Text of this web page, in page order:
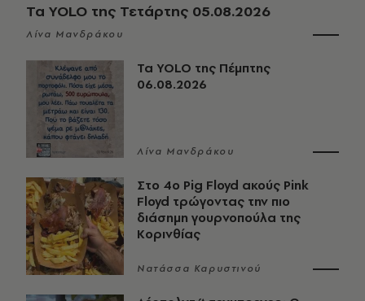
Τα YOLO της Τετάρτης 05.08.2026
Λίνα Μανδράκου
Τα YOLO της Πέμπτης
06.08.2026
Λίνα Μανδράκου
Στο 4ο Pig Floyd ακούς Pink
Floyd τρώγοντας την πιο
διάσημη γουρνοπούλα της
Κορινθίας
Νατάσσα Καρυστινού